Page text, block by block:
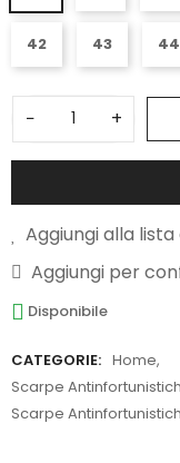
42 43 44
− +
Aggiungi alla
Aggiungi per
Disponibile
CATEGORIE: Home,
Scarpe
Scarpe